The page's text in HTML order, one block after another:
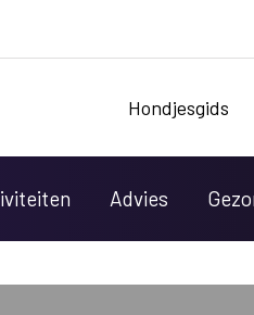
Hondjesgids
Advies